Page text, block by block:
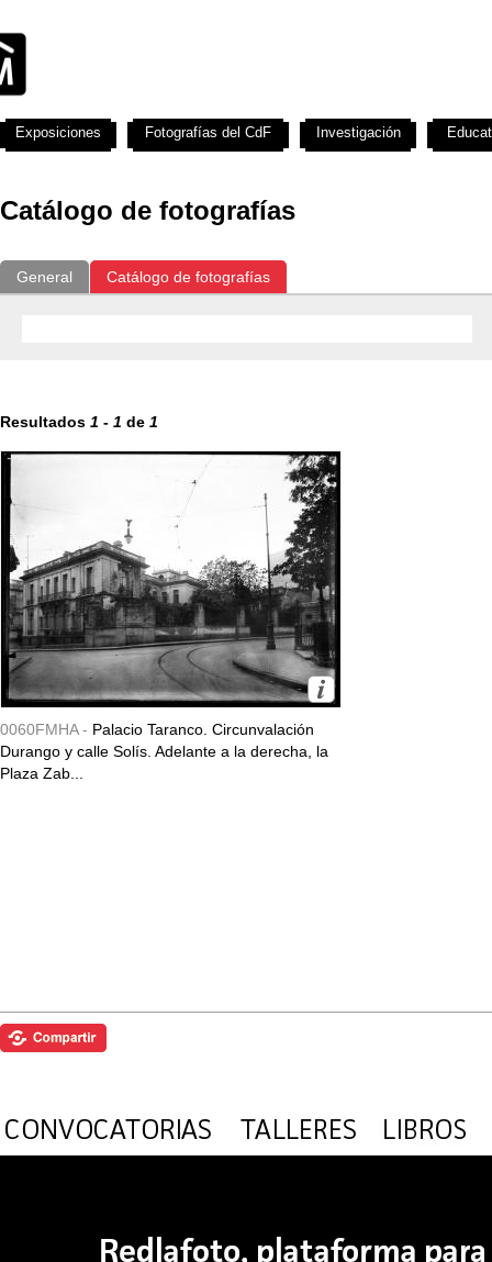
Catálogo de fotografías
General Catálogo de fotografías
Resultados 1 - 1 de 1
0060FMHA - Palacio Taranco. Circunvalación
Durango y calle Solís. Adelante a la derecha, la
Plaza Zab...
Exposiciones Fotografías del CdF Investigación